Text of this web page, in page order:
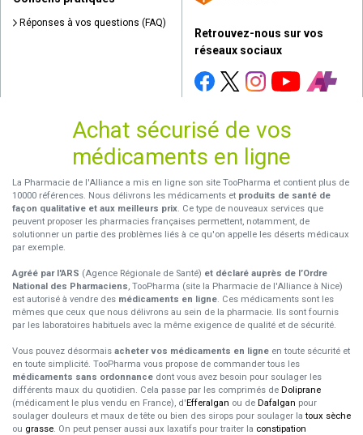
Réponses à vos questions (FAQ)
Retrouvez-nous sur vos
réseaux sociaux
Achat sécurisé de vos
médicaments en ligne
La Pharmacie de l'Alliance a mis en ligne son site TooPharma et contient plus de
10000 références. Nous délivrons les médicaments et produits de santé de
façon qualitative et aux meilleurs prix. Ce type de nouveaux services que
peuvent proposer les pharmacies françaises permettent, notamment, de
solutionner un partie des problèmes liés à ce qu'on appelle les déserts médicaux
par exemple.
Agréé par l'ARS (Agence Régionale de Santé) et déclaré auprès de l’Ordre
National des Pharmaciens, TooPharma (site la Pharmacie de l'Alliance à Nice)
est autorisé à vendre des médicaments en ligne. Ces médicaments sont les
mêmes que ceux que nous délivrons au sein de la pharmacie. Ils sont fournis
par les laboratoires habituels avec la même exigence de qualité et de sécurité.
Vous pouvez désormais acheter vos médicaments en ligne en toute sécurité et
en toute simplicité. TooPharma vous propose de commander tous les
médicaments sans ordonnance dont vous avez besoin pour soulager les
différents maux du quotidien. Cela passe par les comprimés de Doliprane
(médicament le plus vendu en France), d'Efferalgan ou de Dafalgan pour
soulager douleurs et maux de tête ou bien des sirops pour soulager latoux sèche
ou grasse. On peut penser aussi aux laxatifs pour traiter la constipation